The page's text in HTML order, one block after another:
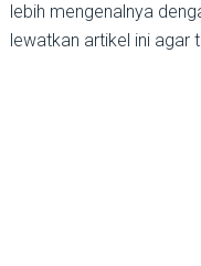
lebih mengenalnya
lewatkan artikel ini agar